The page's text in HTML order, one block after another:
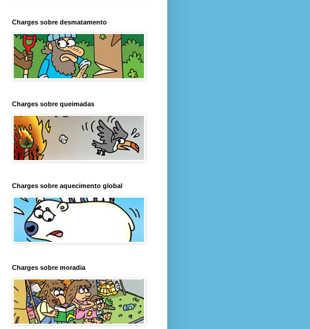
Charges sobre desmatamento
Charges sobre queimadas
Charges sobre aquecimento global
Charges sobre moradia